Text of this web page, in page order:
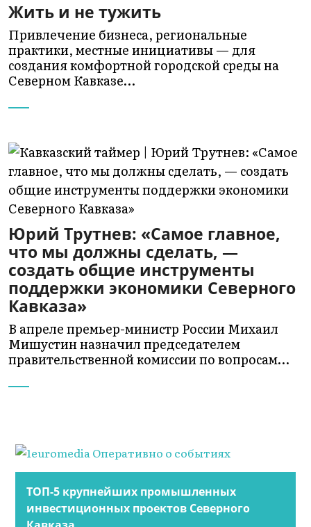
Жить и не тужить
Привлечение бизнеса, региональные
практики, местные инициативы — для
создания комфортной городской среды на
Северном Кавказе…
Юрий Трутнев: «Самое главное,
что мы должны сделать, —
создать общие инструменты
поддержки экономики Северного
Кавказа»
В апреле премьер-министр России Михаил
Мишустин назначил председателем
правительственной комиссии по вопросам…
ТОП-5 крупнейших промышленных
инвестиционных проектов Северного